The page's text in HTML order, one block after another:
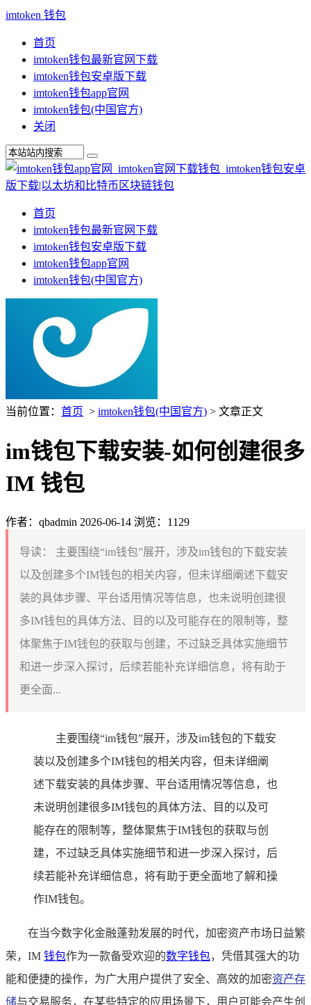
imtoken 钱包
首页
imtoken钱包最新官网下载
imtoken钱包安卓版下载
imtoken钱包app官网
imtoken钱包(中国官方)
关闭
首页
imtoken钱包最新官网下载
imtoken钱包安卓版下载
imtoken钱包app官网
imtoken钱包(中国官方)
当前位置： 首页 > imtoken钱包(中国官方) > 文章正文
im钱包下载安装-如何创建很多
IM 钱包
作者：qbadmin 2026-06-14 浏览：1129
导读：
主要围绕“im钱包”展开，涉及im钱包的下载安装
以及创建多个IM钱包的相关内容，但未详细阐述下载安
装的具体步骤、平台适用情况等信息，也未说明创建很
多IM钱包的具体方法、目的以及可能存在的限制等，整
体聚焦于IM钱包的获取与创建，不过缺乏具体实施细节
和进一步深入探讨，后续若能补充详细信息，将有助于
更全面...
主要围绕“im钱包”展开，涉及im钱包的下载安
装以及创建多个IM钱包的相关内容，但未详细阐
述下载安装的具体步骤、平台适用情况等信息，也
未说明创建很多IM钱包的具体方法、目的以及可
能存在的限制等，整体聚焦于IM钱包的获取与创
建，不过缺乏具体实施细节和进一步深入探讨，后
续若能补充详细信息，将有助于更全面地了解和操
作IM钱包。
在当今数字化金融蓬勃发展的时代，加密资产市场日益繁
荣，IM 钱包作为一款备受欢迎的数字钱包，凭借其强大的功
能和便捷的操作，为广大用户提供了安全、高效的加密资产存
储与交易服务，在某些特定的应用场景下，用户可能会产生创